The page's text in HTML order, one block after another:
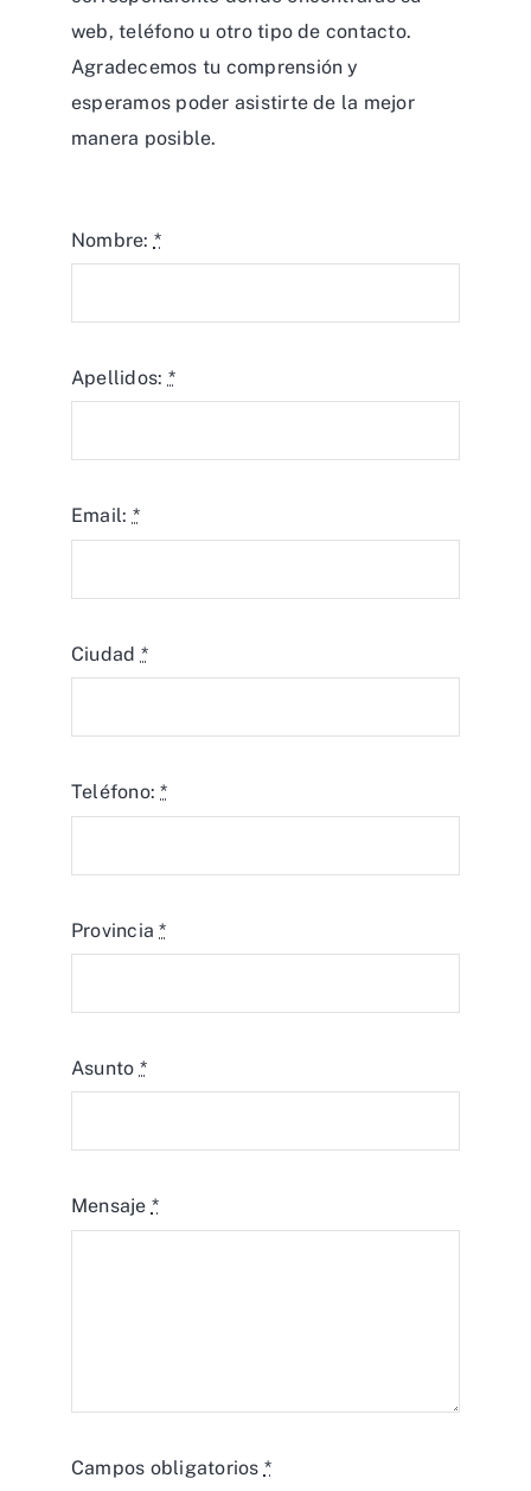
web, teléfono u otro tipo de contacto.
Agradecemos tu comprensión y
esperamos poder asistirte de la mejor
manera posible.
Nombre: *
Apellidos: *
Email: *
Ciudad *
Teléfono:*
Provincia*
Asunto *
Mensaje *
Campos obligatorios *